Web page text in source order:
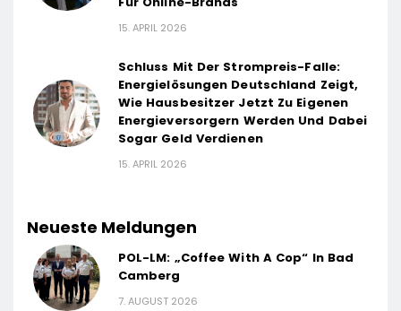
15. APRIL 2026
Schluss Mit Der Strompreis-Falle:
Energielösungen Deutschland Zeigt,
Wie Hausbesitzer Jetzt Zu Eigenen
Energieversorgern Werden Und Dabei
Sogar Geld Verdienen
15. APRIL 2026
Neueste Meldungen
POL-LM: „Coffee With A Cop“ In Bad
Camberg
7. AUGUST 2026